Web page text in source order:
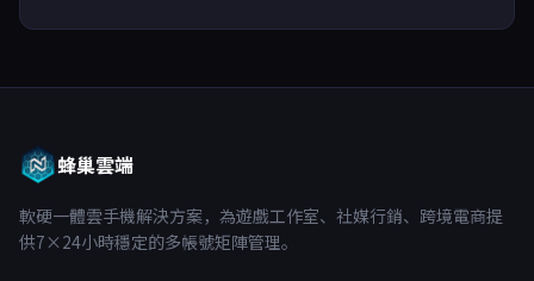
蜂巢雲端
軟硬一體雲手機解決方案，為遊戲工作室、社媒行銷、跨境電商提
供7×24小時穩定的多帳號矩陣管理。